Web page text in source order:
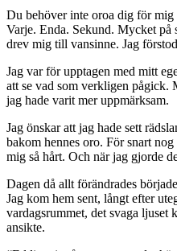
Du behöver inte oroa dig för
Varje. Enda. Sekund. Mycket på
drev mig till vansinne. Jag
Jag var för upptagen med mitt
att se vad som verkligen pågick.
jag hade varit mer uppmärksam.
Jag önskar att jag hade sett
bakom hennes oro. För snart
mig så hårt. Och när jag gjorde
Dagen då allt förändrades
Jag kom hem sent, långt efter
vardagsrummet, det svaga ljuset
ansikte.